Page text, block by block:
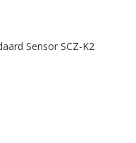
Sensor SCZ-K2